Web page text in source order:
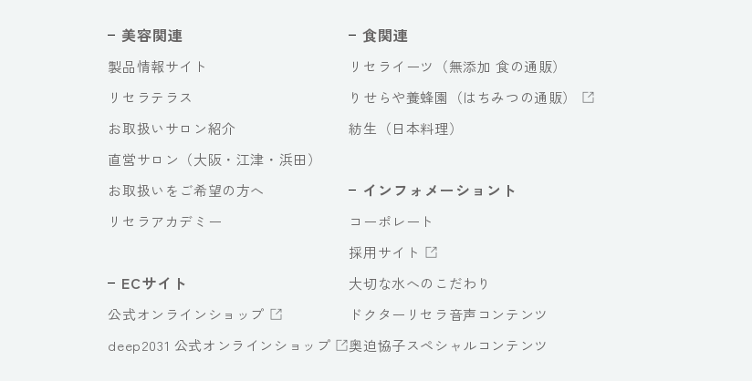
美容関連
製品情報サイト
リセラテラス
お取扱いサロン紹介
直営サロン（大阪・江津・浜田）
お取扱いをご希望の方へ
リセラアカデミー
ECサイト
公式オンラインショップ
deep2031 公式オンラインショップ
食関連
リセライーツ（無添加 食の通販）
りせらや養蜂園（はちみつの通販）
紡生（日本料理）
インフォメーショント
コーポレート
採用サイト
大切な水へのこだわり
ドクターリセラ音声コンテンツ
奥迫協子スペシャルコンテンツ